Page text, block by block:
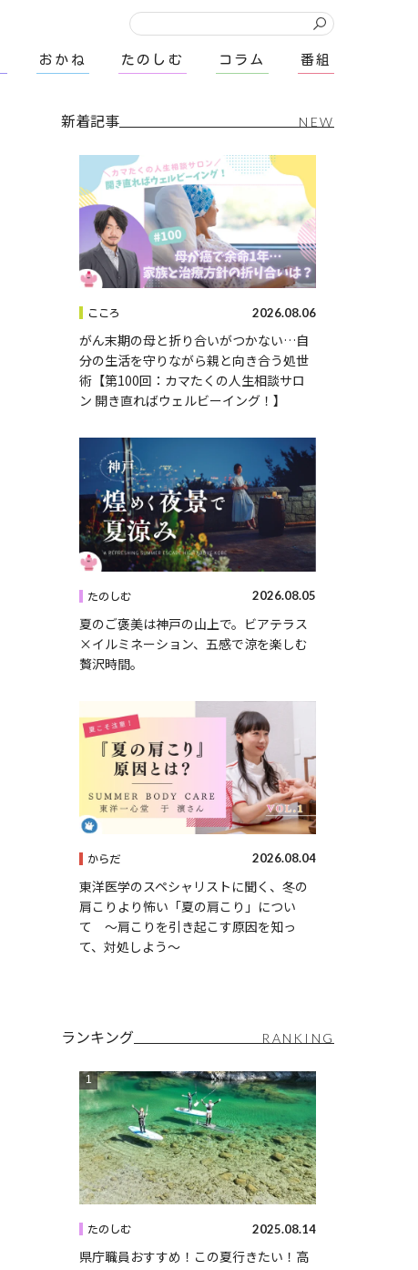
おかね たのしむ コラム 番組
新着記事 NEW
こころ 2026.08.06
がん末期の母と折り合いがつかない…自
分の生活を守りながら親と向き合う処世
術【第100回：カマたくの人生相談サロ
ン 開き直ればウェルビーイング！】
たのしむ 2026.08.05
夏のご褒美は神戸の山上で。ビアテラス
×イルミネーション、五感で涼を楽しむ
贅沢時間。
からだ 2026.08.04
東洋医学のスペシャリストに聞く、冬の
肩こりより怖い「夏の肩こり」につい
て 〜肩こりを引き起こす原因を知っ
て、対処しよう〜
ランキング RANKING
たのしむ 2025.08.14
県庁職員おすすめ！この夏行きたい！高